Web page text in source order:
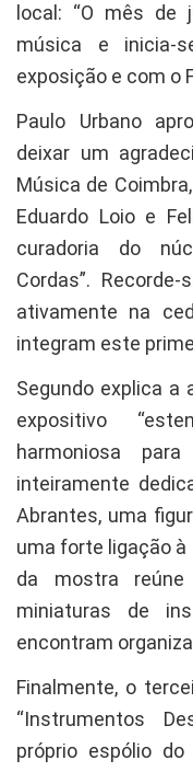
local: “O mês
música e inicia-
exposição e com o
Paulo Urbano
deixar um
Música de
Eduardo Loio e
curadoria do
Cordas”.
ativamente na
integram este
Segundo explica a
expositivo
harmoniosa
inteiramente
Abrantes, uma
uma forte ligação
da mostra
miniaturas de
encontram
Finalmente, o
“Instrumentos
próprio espólio